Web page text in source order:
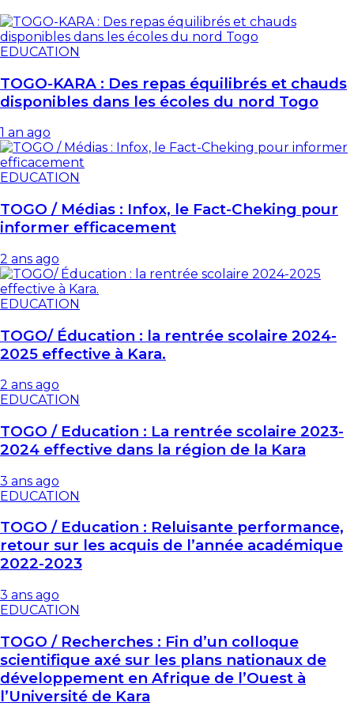
EDUCATION
TOGO-KARA : Des repas équilibrés et chauds
disponibles dans les écoles du nord Togo
1 an ago
EDUCATION
TOGO / Médias : Infox, le Fact-Cheking pour
informer efficacement
2 ans ago
EDUCATION
TOGO/ Éducation : la rentrée scolaire 2024-
2025 effective à Kara.
2 ans ago
EDUCATION
TOGO / Education : La rentrée scolaire 2023-
2024 effective dans la région de la Kara
3 ans ago
EDUCATION
TOGO / Education : Reluisante performance,
retour sur les acquis de l’année académique
2022-2023
3 ans ago
EDUCATION
TOGO / Recherches : Fin d’un colloque
scientifique axé sur les plans nationaux de
développement en Afrique de l’Ouest à
l’Université de Kara